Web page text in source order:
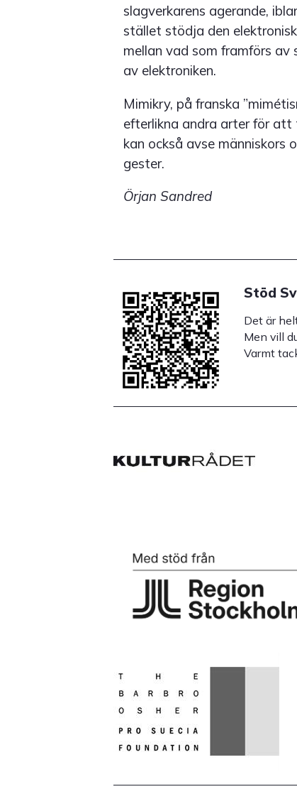
slagverkarens agerande,
stället stödja den
mellan vad som framförs av
av elektroniken.
Mimikry, på franska
efterlikna andra arter för att
kan också avse människors
gester.
Örjan Sandred
Stöd
Det är
Men vill
Varmt